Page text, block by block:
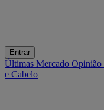
Entrar
Últimas Mercado Opinião
e Cabelo